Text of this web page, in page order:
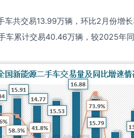
共交易13.99万辆，环比2月份增
车累计交易40.46万辆，较2025年同